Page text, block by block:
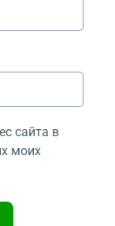
сайта в
моих